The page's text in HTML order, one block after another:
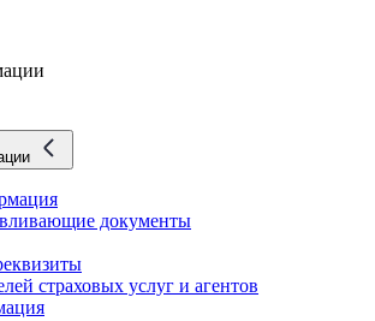
документы
страховых услуг и агентов